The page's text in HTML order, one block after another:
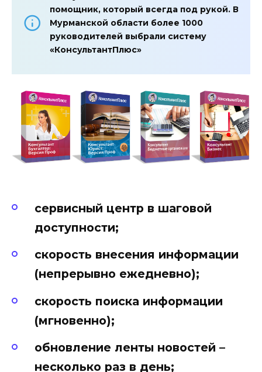
помощник, который всегда под рукой. В
Мурманской области более 1000
руководителей выбрали систему
«КонсультантПлюс»
сервисный центр в шаговой
доступности;
скорость внесения информации
(непрерывно ежедневно);
скорость поиска информации
(мгновенно);
обновление ленты новостей –
несколько раз в день;